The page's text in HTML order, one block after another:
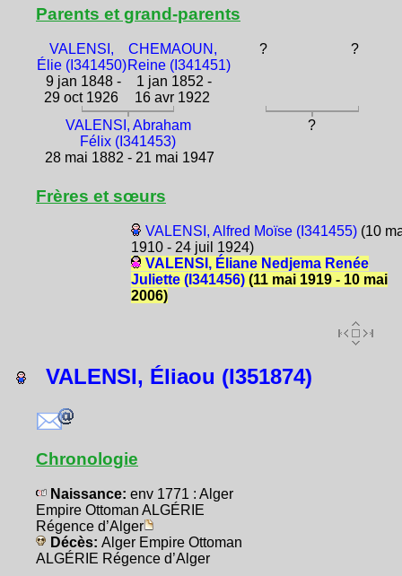
Parents et grand-parents
VALENSI,
Élie (I341450)
9 jan 1848 -
29 oct 1926
CHEMAOUN,
Reine (I341451)
1 jan 1852 -
16 avr 1922
? ?
VALENSI, Abraham
Félix (I341453)
28 mai 1882 - 21 mai 1947
?
Frères et sœurs
VALENSI, Alfred Moïse (I341455)(10
1910 - 24 juil 1924)
VALENSI, Éliane Nedjema Renée
Juliette (I341456)(11 mai 1919 - 10 mai
2006)
VALENSI, Éliaou (I351874)
Chronologie
Naissance: env 1771 : Alger
Empire Ottoman ALGÉRIE
Régence d’Alger
Décès: Alger Empire Ottoman
ALGÉRIE Régence d’Alger